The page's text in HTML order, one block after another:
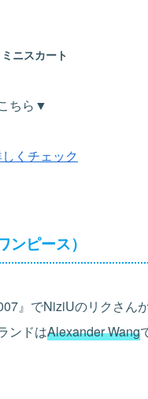
ニスカート
ちら▼
くチェック
ンピース）
』でNiziUのリクさん
ンドはAlexander Wang